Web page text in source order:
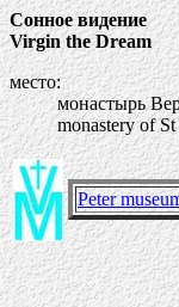
Сонное видение
Virgin the Dream
место:
монастырь
monastery of
Peter